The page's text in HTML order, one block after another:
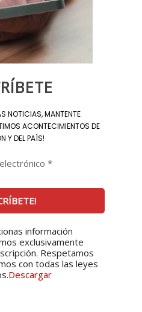
NOTICIAS, MANTENTE
ACONTECIMIENTOS DE
Y DEL PAÍS!
información
exclusivamente
Respetamos
con todas las leyes
Descargar